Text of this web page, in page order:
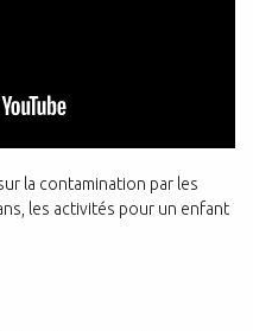
la contamination par les
les activités pour un enfant